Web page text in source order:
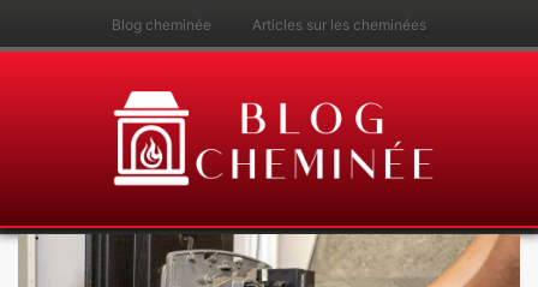
Blog cheminée Articles sur les cheminées